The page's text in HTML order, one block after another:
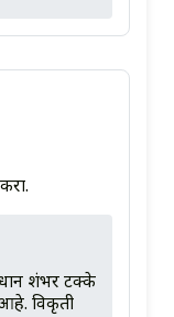
शंभर टक्के
विकृती